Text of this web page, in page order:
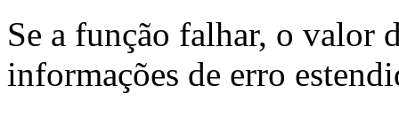
Se a função falhar, o valor
informações de erro